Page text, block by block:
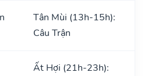
Tân Mùi (13h-15h):
Câu Trận
Ất Hợi (21h-23h):